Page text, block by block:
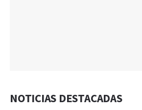
NOTICIAS DESTACADAS